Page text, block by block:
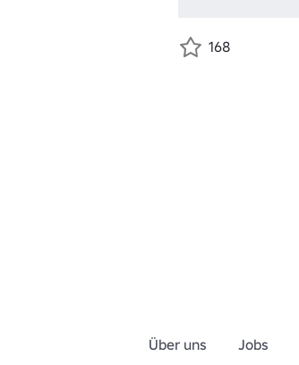
168
Über uns Jobs